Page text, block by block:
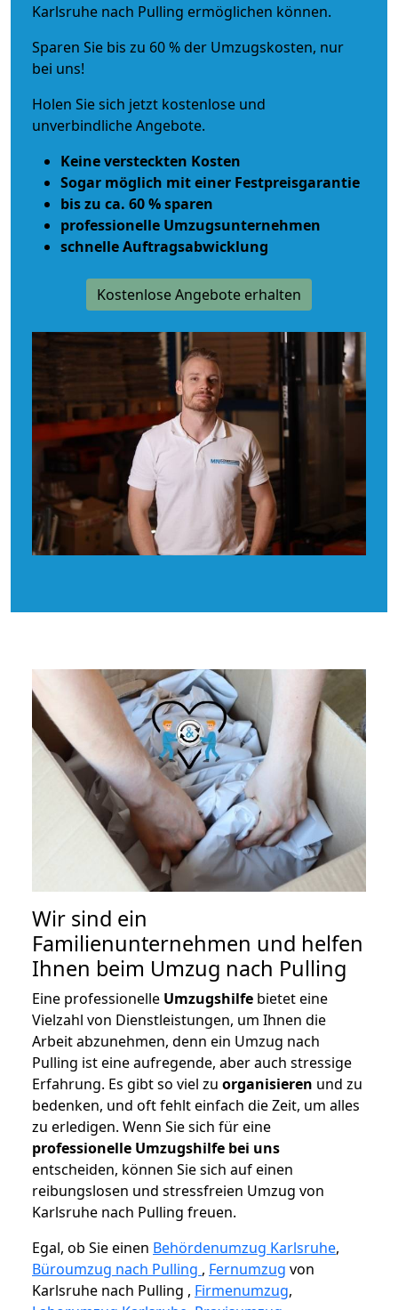
Karlsruhe nach Pulling ermöglichen können.
Sparen Sie bis zu 60 % der Umzugskosten, nur
bei uns!
Holen Sie sich jetzt kostenlose und
unverbindliche Angebote.
Keine versteckten Kosten
Sogar möglich mit einer Festpreisgarantie
bis zu ca. 60 % sparen
professionelle Umzugsunternehmen
schnelle Auftragsabwicklung
Kostenlose Angebote erhalten
Wir sind ein
Familienunternehmen und helfen
Ihnen beim Umzug nach Pulling
Eine professionelle Umzugshilfe bietet eine
Vielzahl von Dienstleistungen, um Ihnen die
Arbeit abzunehmen, denn ein Umzug nach
Pulling ist eine aufregende, aber auch stressige
Erfahrung. Es gibt so viel zu organisieren und zu
bedenken, und oft fehlt einfach die Zeit, um alles
zu erledigen. Wenn Sie sich für eine
professionelle Umzugshilfe bei uns
entscheiden, können Sie sich auf einen
reibungslosen und stressfreien Umzug von
Karlsruhe nach Pulling freuen.
Egal, ob Sie einen Behördenumzug Karlsruhe,
Büroumzug nach Pulling , Fernumzug von
Karlsruhe nach Pulling , Firmenumzug,